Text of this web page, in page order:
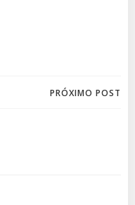
PRÓXIMO POST